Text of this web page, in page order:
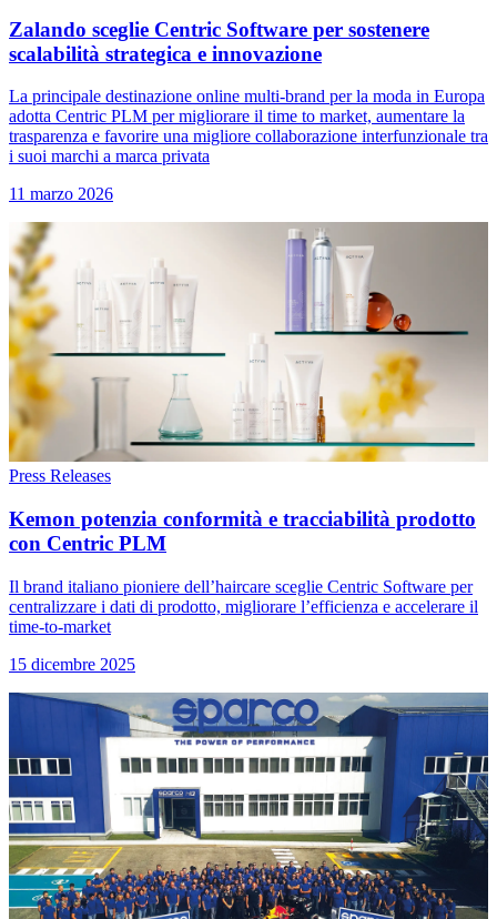
Zalando sceglie Centric Software per sostenere
scalabilità strategica e innovazione
La principale destinazione online multi-brand per la moda in Europa
adotta Centric PLM per migliorare il time to market, aumentare la
trasparenza e favorire una migliore collaborazione interfunzionale tra
i suoi marchi a marca privata
11 marzo 2026
Press Releases
Kemon potenzia conformità e tracciabilità prodotto
con Centric PLM
Il brand italiano pioniere dell’haircare sceglie Centric Software per
centralizzare i dati di prodotto, migliorare l’efficienza e accelerare il
time-to-market
15 dicembre 2025